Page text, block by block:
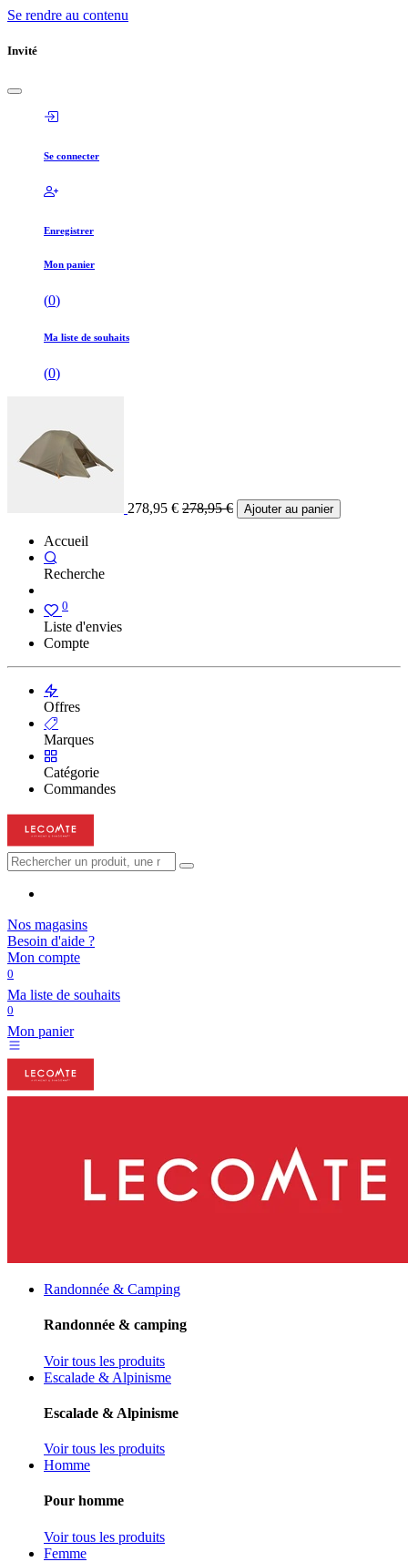
Se rendre au contenu
Invité
Se connecter
Enregistrer
Mon panier
(0)
Ma liste de souhaits
(0)
278,95 € 278,95€ Ajouter au panier
Accueil
Recherche
0
Liste d'envies
Compte
Offres
Marques
Catégorie
Commandes
Nos magasins
Besoin d'aide ?
Mon compte
0
Ma liste de souhaits
0
Mon panier
Randonnée & Camping
Randonnée & camping
Voir tous les produits
Escalade & Alpinisme
Escalade & Alpinisme
Voir tous les produits
Homme
Pour homme
Voir tous les produits
Femme